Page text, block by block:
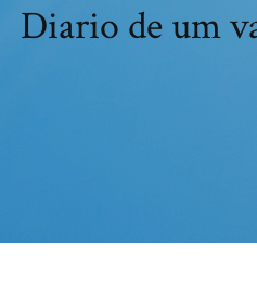
Diario de um